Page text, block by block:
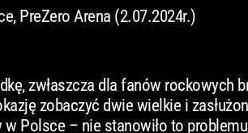
PreZero Arena (2.07.2024r.)
zwłaszcza dla fanów rockowych
zobaczyć dwie wielkie i
Polsce – nie stanowiło to